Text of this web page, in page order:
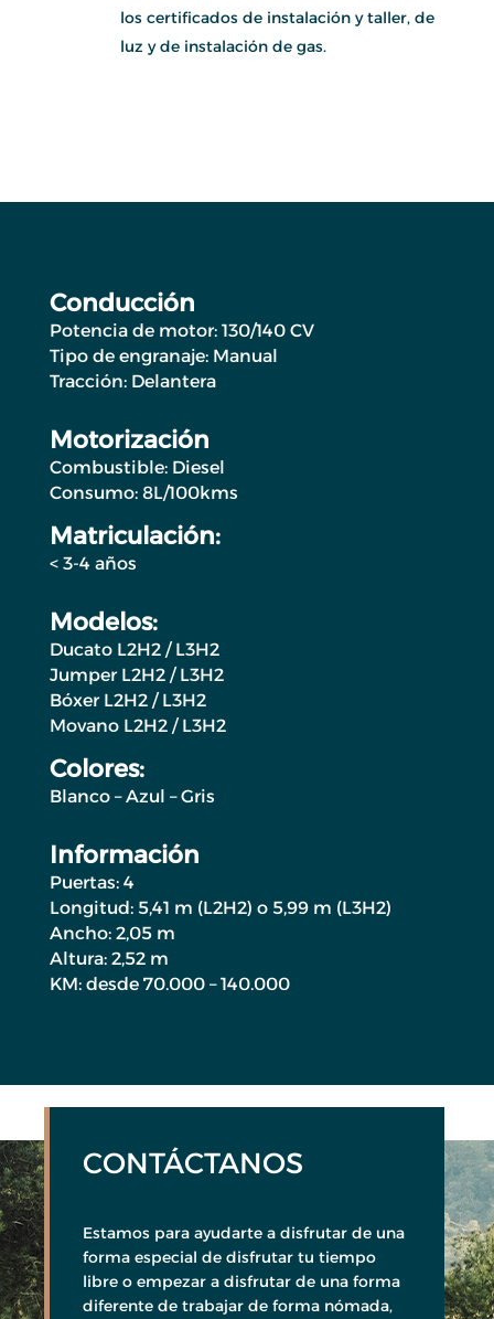
los certificados de instalación y taller, de
luz y de instalación de gas.
Conducción
Potencia de motor: 130/140 CV
Tipo de engranaje: Manual
Tracción: Delantera
Motorización
Combustible: Diesel
Consumo: 8L/100kms
Matriculación:
< 3-4 años
Modelos:
Ducato L2H2 / L3H2
Jumper L2H2 / L3H2
Bóxer L2H2 / L3H2
Movano L2H2 / L3H2
Colores:
Blanco – Azul – Gris
Información
Puertas: 4
Longitud: 5,41 m (L2H2) o 5,99 m (L3H2)
Ancho: 2,05 m
Altura: 2,52 m
KM: desde 70.000 – 140.000
CONTÁCTANOS
Estamos para ayudarte a disfrutar de una
forma especial de disfrutar tu tiempo
libre o empezar a disfrutar de una forma
diferente de trabajar de forma nómada,